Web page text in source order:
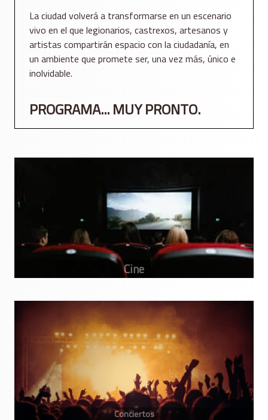
La ciudad volverá a transformarse en un escenario
vivo en el que legionarios, castrexos, artesanos y
artistas compartirán espacio con la ciudadanía, en
un ambiente que promete ser, una vez más, único e
inolvidable.
PROGRAMA... MUY PRONTO.